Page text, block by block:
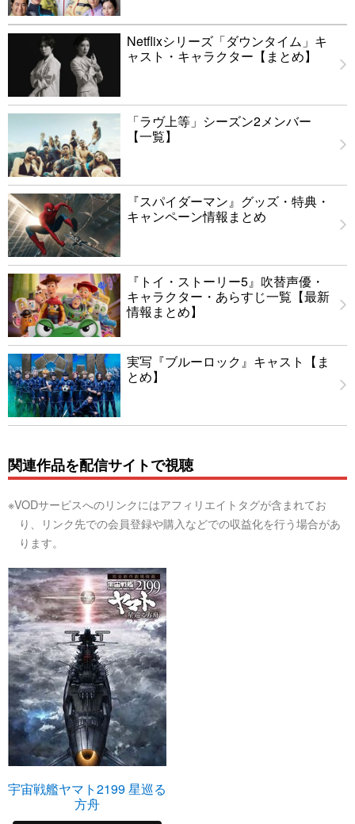
Netflixシリーズ「ダウンタイム」キ
ャスト・キャラクター【まとめ】
「ラヴ上等」シーズン2メンバー
【一覧】
『スパイダーマン』グッズ・特典・
キャンペーン情報まとめ
『トイ・ストーリー5』吹替声優・
キャラクター・あらすじ一覧【最新
情報まとめ】
実写『ブルーロック』キャスト【ま
とめ】
関連作品を配信サイトで視聴
※VODサービスへのリンクにはアフィリエイトタグが含まれてお
り、リンク先での会員登録や購入などでの収益化を行う場合があ
ります。
宇宙戦艦ヤマト2199 星巡る
方舟